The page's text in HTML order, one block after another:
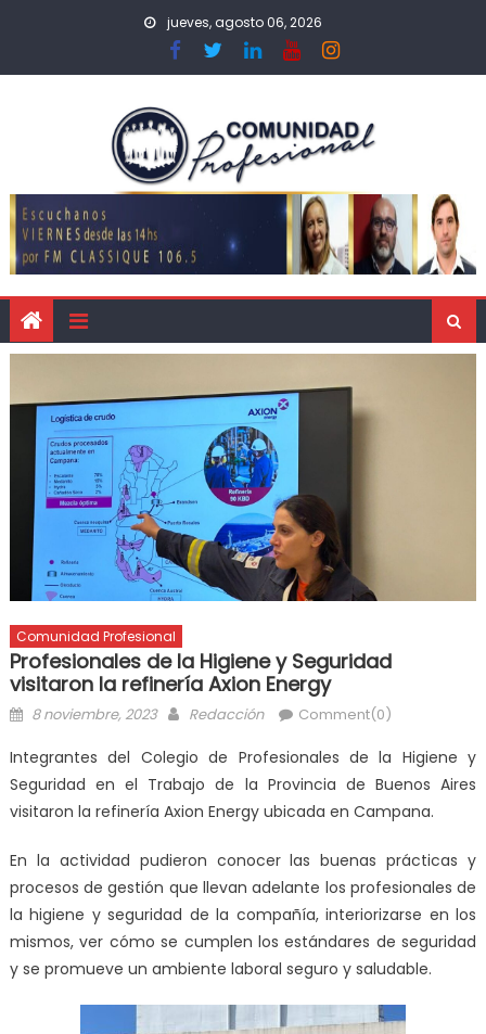
jueves, agosto 06, 2026
Comunidad Profesional
Profesionales de la Higiene y Seguridad
visitaron la refinería Axion Energy
8 noviembre, 2023 Redacción Comment(0)
Integrantes del Colegio de Profesionales de la Higiene y
Seguridad en el Trabajo de la Provincia de Buenos Aires
visitaron la refinería Axion Energy ubicada en Campana.
En la actividad pudieron conocer las buenas prácticas y
procesos de gestión que llevan adelante los profesionales de
la higiene y seguridad de la compañía, interiorizarse en los
mismos, ver cómo se cumplen los estándares de seguridad
y se promueve un ambiente laboral seguro y saludable.